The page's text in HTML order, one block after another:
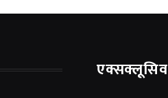
एक्सक्लूसिव